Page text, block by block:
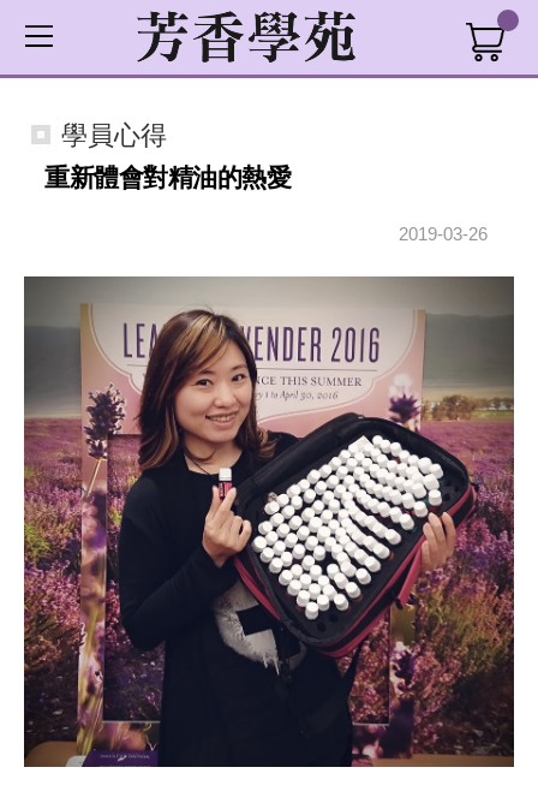
學員心得
重新體會對精油的熱愛
2019-03-26